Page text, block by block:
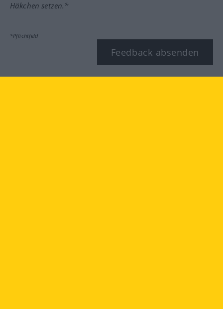
Häkchen setzen.*
*Pflichtfeld
Feedback absenden